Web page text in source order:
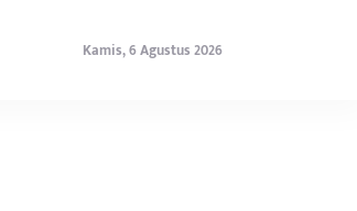
Kamis, 6 Agustus 2026